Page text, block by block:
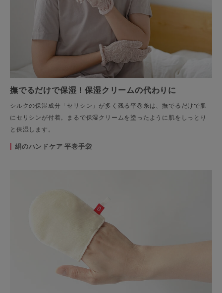
撫でるだけで保湿！保湿クリームの代わりに
シルクの保湿成分「セリシン」が多く残る平巻糸は、撫でるだけで肌
にセリシンが付着。まるで保湿クリームを塗ったように肌をしっとり
と保湿します。
絹のハンドケア 平巻手袋